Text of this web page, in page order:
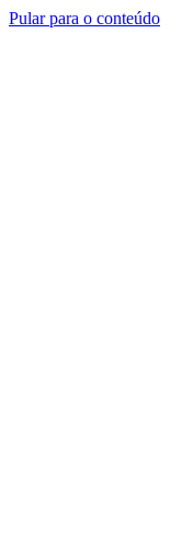
Pular para o conteúdo